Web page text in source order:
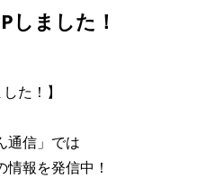
しました！
た！】
通信」では
報を発信中！